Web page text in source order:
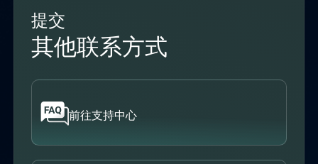
提交
其他联系方式
前往支持中心